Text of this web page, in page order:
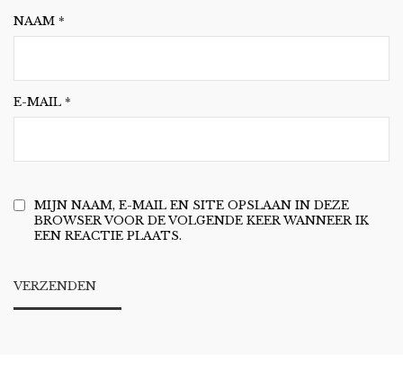
NAAM *
E-MAIL *
MIJN NAAM, E-MAIL EN SITE OPSLAAN IN DEZE
BROWSER VOOR DE VOLGENDE KEER WANNEER IK
EEN REACTIE PLAATS.